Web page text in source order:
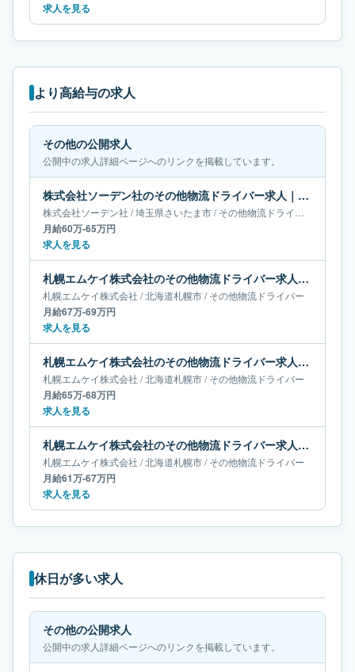
求人を見る
より高給与の求人
その他の公開求人
公開中の求人詳細ページへのリンクを掲載しています。
株式会社ソーデン社のその他物流ドライバー求人｜埼玉県さいたま市｜月給60万-65万円
株式会社ソーデン社 /埼玉県さいたま市/その他物流ドライバー
月給60万-65万円
求人を見る
札幌エムケイ株式会社のその他物流ドライバー求人｜北海道札幌市｜月給67万-69万円
札幌エムケイ株式会社 /北海道札幌市/その他物流ドライバー
月給67万-69万円
求人を見る
札幌エムケイ株式会社のその他物流ドライバー求人｜北海道札幌市｜月給65万-68万円
札幌エムケイ株式会社 /北海道札幌市/その他物流ドライバー
月給65万-68万円
求人を見る
札幌エムケイ株式会社のその他物流ドライバー求人｜北海道札幌市｜月給61万-67万円
札幌エムケイ株式会社 /北海道札幌市/その他物流ドライバー
月給61万-67万円
求人を見る
休日が多い求人
その他の公開求人
公開中の求人詳細ページへのリンクを掲載しています。